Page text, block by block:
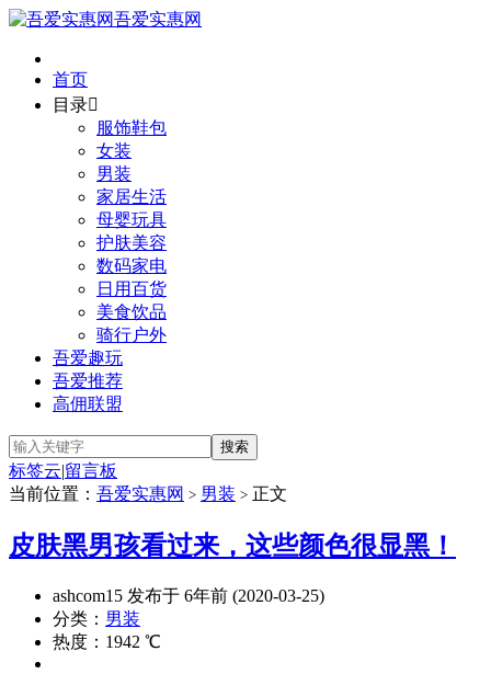
吾爱实惠网
首页
目录
服饰鞋包
女装
男装
家居生活
母婴玩具
护肤美容
数码家电
日用百货
美食饮品
骑行户外
吾爱趣玩
吾爱推荐
高佣联盟
标签云|留言板
当前位置： 吾爱实惠网 > 男装 > 正文
皮肤黑男孩看过来，这些颜色很显黑！
ashcom15 发布于 6年前 (2020-03-25)
分类： 男装
热度：1942 ℃